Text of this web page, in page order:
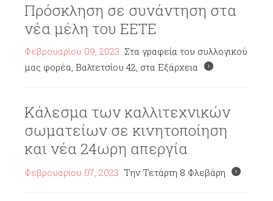
Πρόσκληση σε συνάντηση στα
νέα μέλη του ΕΕΤΕ
Φεβρουαρίου 09, 2023 Στα γραφεία του συλλογικού
μας φορέα, Βαλτετσίου 42, στα Εξάρχεια
Κάλεσμα των καλλιτεχνικών
σωματείων σε κινητοποίηση
και νέα 24ωρη απεργία
Φεβρουαρίου 07, 2023 Την Τετάρτη 8 Φλεβάρη